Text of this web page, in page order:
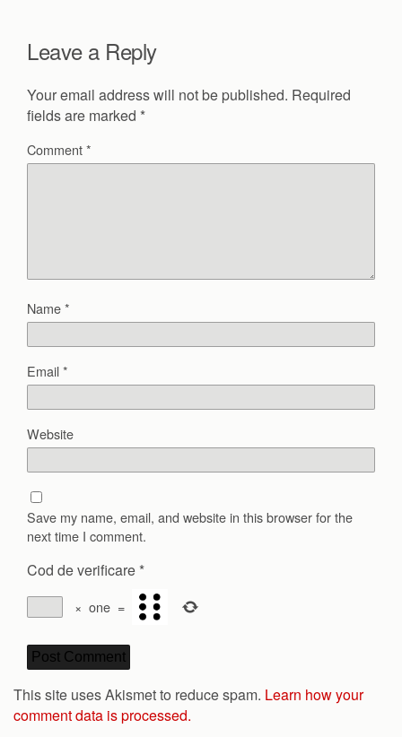
Leave a Reply
Your email address will not be published. Required
fields are marked *
Comment*
Name*
Email*
Website
Save my name, email, and website in this browser for the
next time I comment.
Cod de verificare *
× one =
This site uses Akismet to reduce spam. Learn how your
comment data is processed.